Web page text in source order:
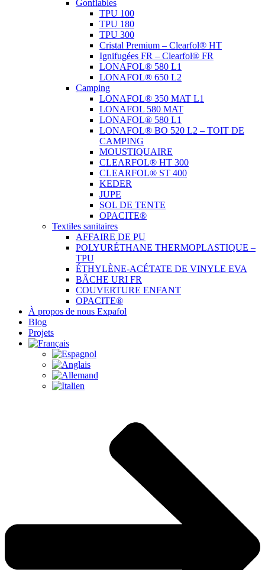
Gonflables
TPU 100
TPU 180
TPU 300
Cristal Premium – Clearfol® HT
Ignifugées FR – Clearfol® FR
LONAFOL® 580 L1
LONAFOL® 650 L2
Camping
LONAFOL® 350 MAT L1
LONAFOL 580 MAT
LONAFOL® 580 L1
LONAFOL® BO 520 L2 – TOIT DE
CAMPING
MOUSTIQUAIRE
CLEARFOL® HT 300
CLEARFOL® ST 400
KEDER
JUPE
SOL DE TENTE
OPACITE®
Textiles sanitaires
AFFAIRE DE PU
POLYURÉTHANE THERMOPLASTIQUE –
TPU
ÉTHYLÈNE-ACÉTATE DE VINYLE EVA
BÂCHE URI FR
COUVERTURE ENFANT
OPACITE®
À propos de nous Expafol
Blog
Projets